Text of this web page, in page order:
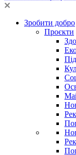
Зробити добро
Проєкти